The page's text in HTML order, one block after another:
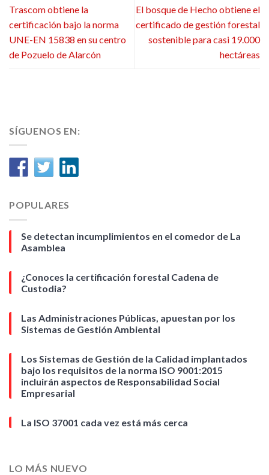
Trascom obtiene la
certificación bajo la norma
UNE-EN 15838 en su centro
de Pozuelo de Alarcón
El bosque de Hecho obtiene el
certificado de gestión forestal
sostenible para casi 19.000
hectáreas
SÍGUENOS EN:
POPULARES
Se detectan incumplimientos en el comedor de La
Asamblea
¿Conoces la certificación forestal Cadena de
Custodia?
Las Administraciones Públicas, apuestan por los
Sistemas de Gestión Ambiental
Los Sistemas de Gestión de la Calidad implantados
bajo los requisitos de la norma ISO 9001:2015
incluirán aspectos de Responsabilidad Social
Empresarial
La ISO 37001 cada vez está más cerca
LO MÁS NUEVO